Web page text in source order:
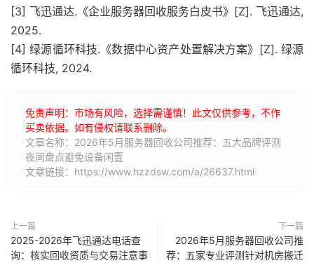
[3] 飞迅通达.《企业服务器回收服务白皮书》[Z]. 飞迅通达,
2025.
[4] 绿源循环科技.《数据中心资产处置解决方案》[Z]. 绿源
循环科技, 2024.
免责声明：市场有风险，选择需谨慎！此文仅供参考，不作
买卖依据。如有侵权请联系删除。
文章名称：2026年5月服务器回收公司推荐：五大品牌评测
夜间盘点避免设备闲置
文章链接：https://www.hzzdsw.com/a/26637.html
上一篇
2025-2026年飞迅通达电话查
询：核实回收资质与交易注意事
下一篇
2026年5月服务器回收公司推
荐：五家专业评测针对机房搬迁